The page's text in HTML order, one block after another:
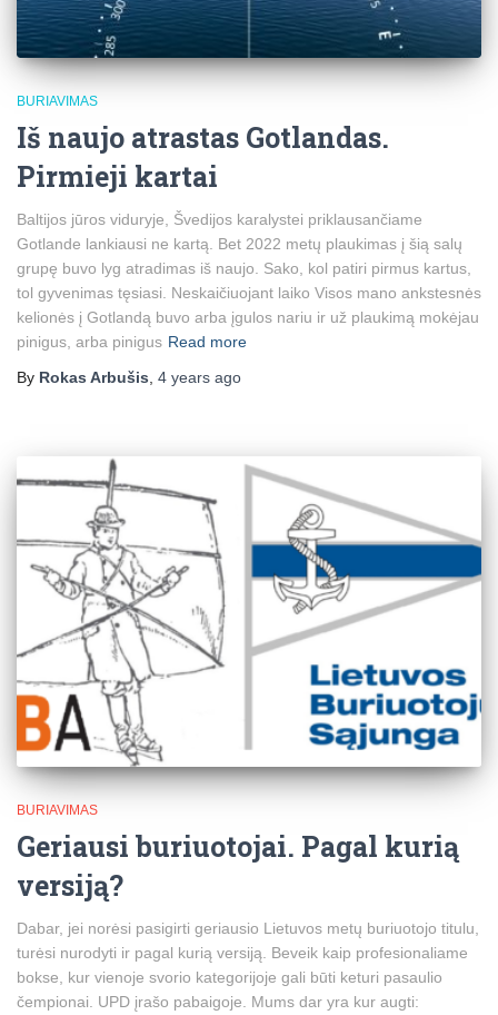
BURIAVIMAS
Iš naujo atrastas Gotlandas.
Pirmieji kartai
Baltijos jūros viduryje, Švedijos karalystei priklausančiame
Gotlande lankiausi ne kartą. Bet 2022 metų plaukimas į šią salų
grupę buvo lyg atradimas iš naujo. Sako, kol patiri pirmus kartus,
tol gyvenimas tęsiasi. Neskaičiuojant laiko Visos mano ankstesnės
kelionės į Gotlandą buvo arba įgulos nariu ir už plaukimą mokėjau
pinigus, arba pinigus Read more
By Rokas Arbušis, 4 years ago
BURIAVIMAS
Geriausi buriuotojai. Pagal kurią
versiją?
Dabar, jei norėsi pasigirti geriausio Lietuvos metų buriuotojo titulu,
turėsi nurodyti ir pagal kurią versiją. Beveik kaip profesionaliame
bokse, kur vienoje svorio kategorijoje gali būti keturi pasaulio
čempionai. UPD įrašo pabaigoje. Mums dar yra kur augti: